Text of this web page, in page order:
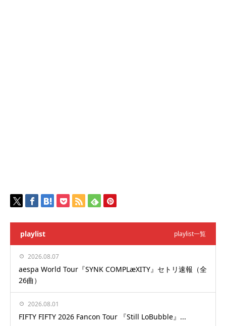
playlist playlist一覧
2026.08.07
aespa World Tour『SYNK COMPLæXITY』セトリ速報（全
26曲）
2026.08.01
FIFTY FIFTY 2026 Fancon Tour 『Still LoBubble』...